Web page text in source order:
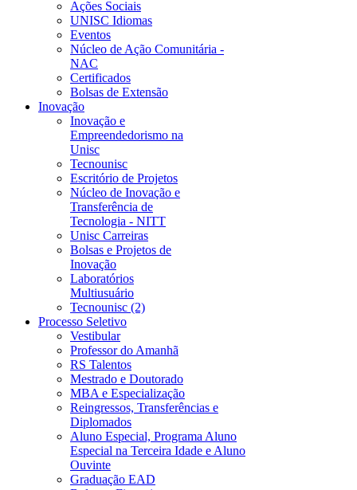
Ações Sociais
UNISC Idiomas
Eventos
Núcleo de Ação Comunitária -
NAC
Certificados
Bolsas de Extensão
Inovação
Inovação e
Empreendedorismo na
Unisc
Tecnounisc
Escritório de Projetos
Núcleo de Inovação e
Transferência de
Tecnologia - NITT
Unisc Carreiras
Bolsas e Projetos de
Inovação
Laboratórios
Multiusuário
Tecnounisc (2)
Processo Seletivo
Vestibular
Professor do Amanhã
RS Talentos
Mestrado e Doutorado
MBA e Especialização
Reingressos, Transferências e
Diplomados
Aluno Especial, Programa Aluno
Especial na Terceira Idade e Aluno
Ouvinte
Graduação EAD